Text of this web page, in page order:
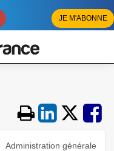
JE M'ABONNE
Administration générale